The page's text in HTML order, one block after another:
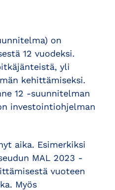
on
12 vuodeksi.
yli
kehittämiseksi.
12 -suunnitelman
investointiohjelman
aika. Esimerkiksi
MAL 2023 -
vuoteen
Myös